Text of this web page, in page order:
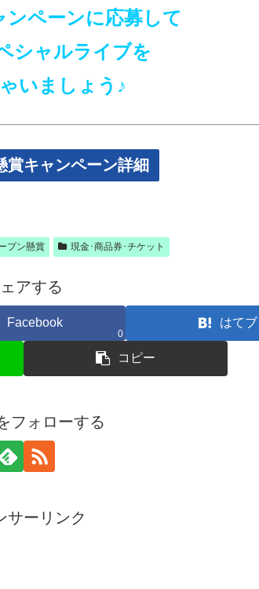
ペーンに応募して
シャルライブを
いましょう♪
賞キャンペーン詳細
プン懸賞 現金･商品券･チケット
アする
Facebook
0
はてブ
コピー
フォローする
サーリンク